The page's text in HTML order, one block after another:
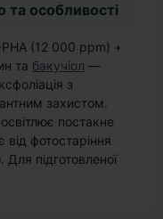
та особливості
(12 000 ppm) +
та бакучіол —
з
захистом.
постакне
від фотостаріння
Для підготовленої